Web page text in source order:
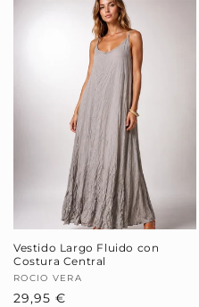
Vestido Largo Fluido con
Costura Central
Proveedor:
ROCIO VERA
Precio
29,95 €